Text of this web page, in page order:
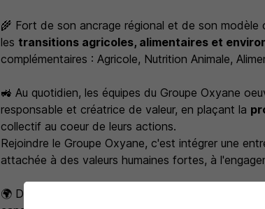
🌾 Fort de son ancrage régional et de son
les transitions agricoles, alimentaires et
complémentaires : Agricole, Nutrition Animale,
🚜 Au quotidien, les équipes du Groupe Oxyane
responsable et créatrice de valeur, en plaçant la
collectif au coeur de leurs actions.
Rejoindre le Groupe Oxyane, c'est intégrer une
attachée à des valeurs humaines fortes, à
🌍 Dans le cadre de sa politique diversité, le